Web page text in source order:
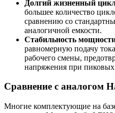
Долгий жизненный
большее количество
сравнению со
аналогичной емкости.
Стабильность
равномерную подачу
рабочего смены,
напряжения при пиковых
Сравнение с аналогом
Многие комплектующие на